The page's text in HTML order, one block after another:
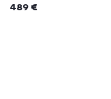
489 €